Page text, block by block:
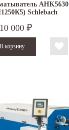
AHK5630
Schlebach
000 ₽